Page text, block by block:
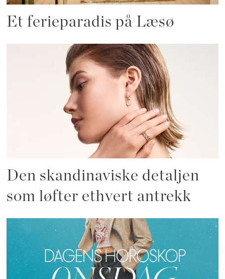
Et ferieparadis på Læsø
Den skandinaviske detaljen
som løfter ethvert antrekk